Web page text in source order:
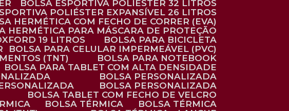
BOLSA ESPORTIVA POLIÉSTER 32 LITROS
POLIÉSTER EXPANSÍVEL 26 LITROS
HERMÉTICA COM FECHO DE CORRER (EVA)
HERMÉTICA PARA MÁSCARA DE PROTEÇÃO
19 LITROS
BOLSA PARA BICICLETA
BOLSA PARA CELULAR IMPERMEÁVEL (PVC)
(TNT)
BOLSA PARA NOTEBOOK
BOLSA PARA TABLET COM ALTA DENSIDADE
BOLSA PERSONALIZADA
BOLSA PERSONALIZADA
BOLSA TABLET COM FECHO DE VELCRO
BOLSA TÉRMICA
BOLSA TÉRMICA